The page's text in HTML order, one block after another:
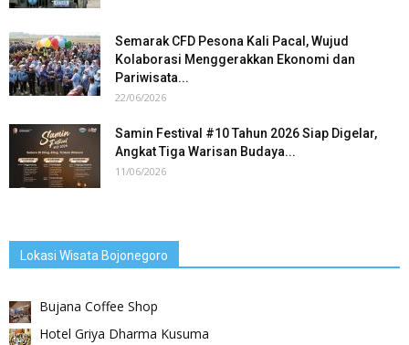
Semarak CFD Pesona Kali Pacal, Wujud
Kolaborasi Menggerakkan Ekonomi dan
Pariwisata...
22/06/2026
Samin Festival #10 Tahun 2026 Siap Digelar,
Angkat Tiga Warisan Budaya...
11/06/2026
Lokasi Wisata Bojonegoro
Bujana Coffee Shop
Hotel Griya Dharma Kusuma